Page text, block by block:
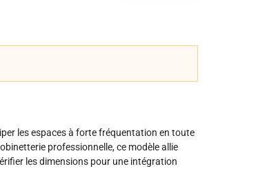
les espaces à forte fréquentation en toute
professionnelle, ce modèle allie
les dimensions pour une intégration